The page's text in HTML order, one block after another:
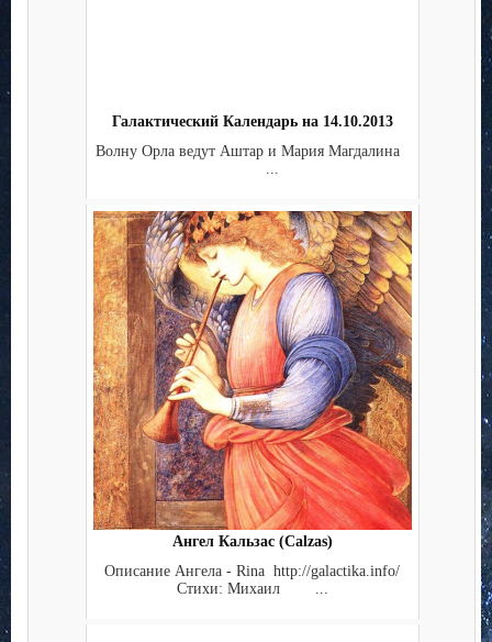
Галактический Календарь на 14.10.2013
Волну Орла ведут Аштар и Мария Магдалина
Ангел Кальзас (Calzas)
Описание Ангела - Rina http://galactika.info/
Стихи: Михаил ...